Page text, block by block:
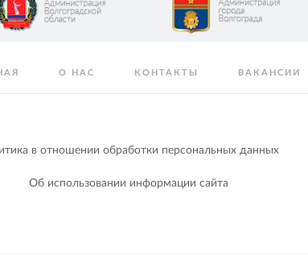
О НАС КОНТАКТЫ ВАКАНСИИ
в отношении обработки персональных данных
Об использовании информации сайта